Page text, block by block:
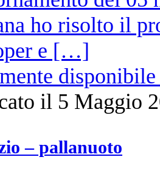
il 5 Maggio
– pallanuoto